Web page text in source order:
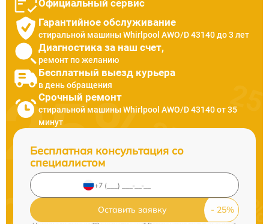
Официальный сервис
Гарантийное обслуживание
стиральной машины Whirlpool AWO/D 43140 до 3 лет
Диагностика за наш счет,
ремонт по желанию
Бесплатный выезд курьера
в день обращения
Срочный ремонт
стиральной машины Whirlpool AWO/D 43140 от 35
минут
Бесплатная консультация со
специалистом
Оставить заявку